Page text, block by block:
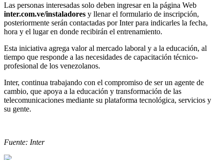
Las personas interesadas solo deben ingresar en la página Web
inter.com.ve/instaladores y llenar el formulario de inscripción,
posteriormente serán contactadas por Inter para indicarles la fecha,
hora y el lugar en donde recibirán el entrenamiento.
Esta iniciativa agrega valor al mercado laboral y a la educación, al
tiempo que responde a las necesidades de capacitación técnico-
profesional de los venezolanos.
Inter, continua trabajando con el compromiso de ser un agente de
cambio, que apoya a la educación y transformación de las
telecomunicaciones mediante su plataforma tecnológica, servicios y
su gente.
Fuente: Inter